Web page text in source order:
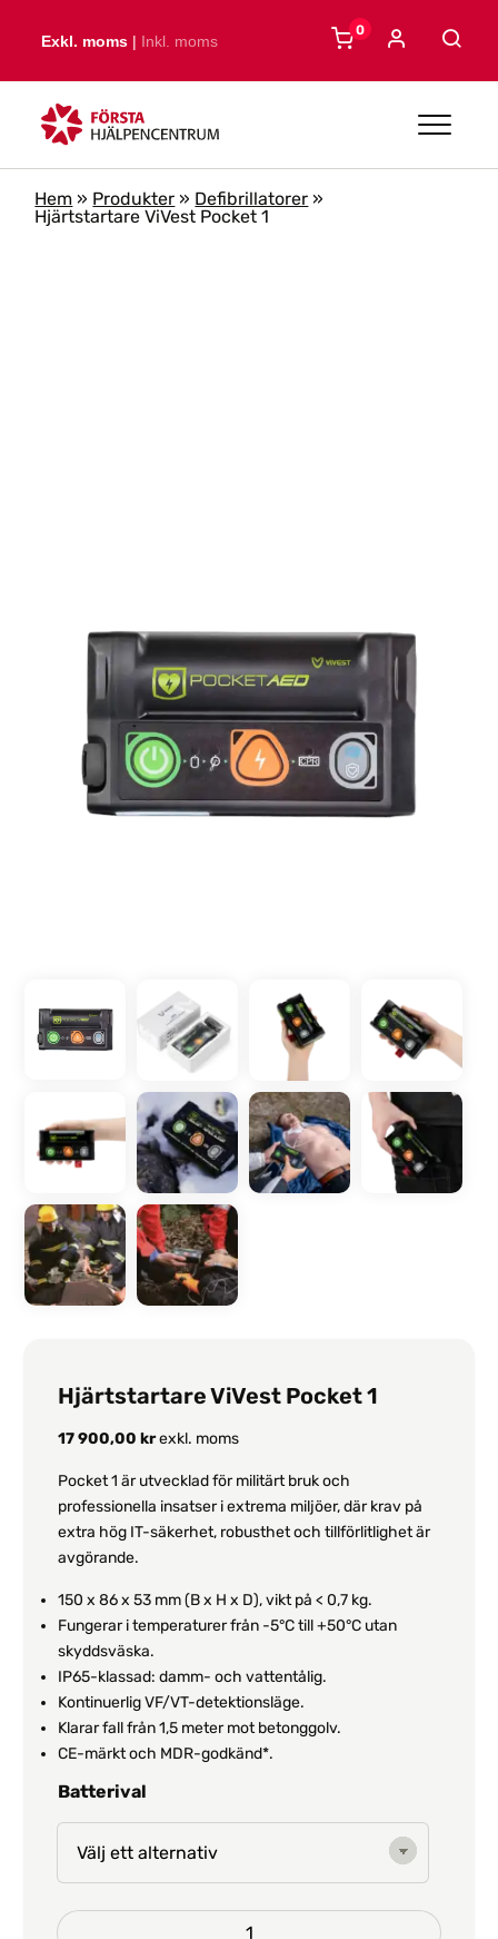
Exkl. moms | Inkl. moms
0
Hem » Produkter » Defibrillatorer »
Hjärtstartare ViVest Pocket 1
Hjärtstartare ViVest Pocket 1
17 900,00krexkl. moms
Pocket 1 är utvecklad för militärt bruk och
professionella insatser i extrema miljöer, där krav på
extra hög IT-säkerhet, robusthet och tillförlitlighet är
avgörande.
150 x 86 x 53 mm (B x H x D), vikt på < 0,7 kg.
Fungerar i temperaturer från -5°C till +50°C utan
skyddsväska.
IP65-klassad: damm- och vattentålig.
Kontinuerlig VF/VT-detektionsläge.
Klarar fall från 1,5 meter mot betonggolv.
CE-märkt och MDR-godkänd*.
Batterival
Hjärtstartare